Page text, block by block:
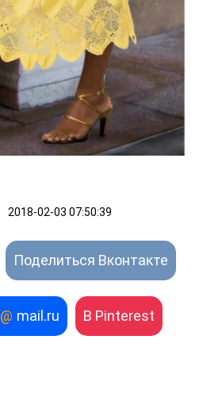
2018-02-03 07:50:39
Поделиться Вконтакте
@ mail.ru В Pinterest